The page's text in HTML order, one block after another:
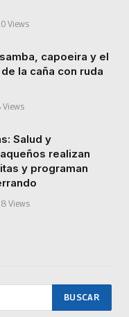
Views
capoeira y el
la caña con ruda
Views
Salud y
realizan
y programan
Views